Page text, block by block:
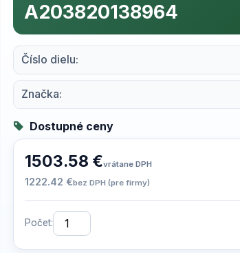
A203820138964
Číslo dielu:
Značka:
Dostupné ceny
1503.58 €vrátane DPH
1222.42 €bez DPH (pre firmy)
Počet: